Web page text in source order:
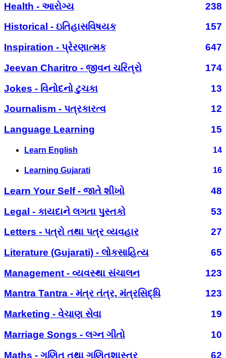
Health - આરોગ્ય
238
Historical - ઇતિહાસવિષયક
157
Inspiration - પ્રેરણાત્મક
647
Jeevan Charitro - જીવન ચરિત્રો
174
Jokes - વિનોદનો ટુચકા
13
Journalism - પત્રકારત્વ
12
Language Learning
15
Learn English 14
Learning Gujarati 16
Learn Your Self - જાતે શીખો
48
Legal - કાયદાને લગતા પુસ્તકો
53
Letters - પત્રો તથા પત્ર વ્યવહાર
27
Literature (Gujarati) - લોકસાહિત્ય
65
Management - વ્યવસ્થા સંચાલન
123
Mantra Tantra - મંત્ર તંત્ર, મંત્રસિદ્ધિ
123
Marketing - વેચાણ સેવા
19
Marriage Songs - લગ્ન ગીતો
10
Maths - ગણિત તથા ગણિતશાસ્ત્ર
62